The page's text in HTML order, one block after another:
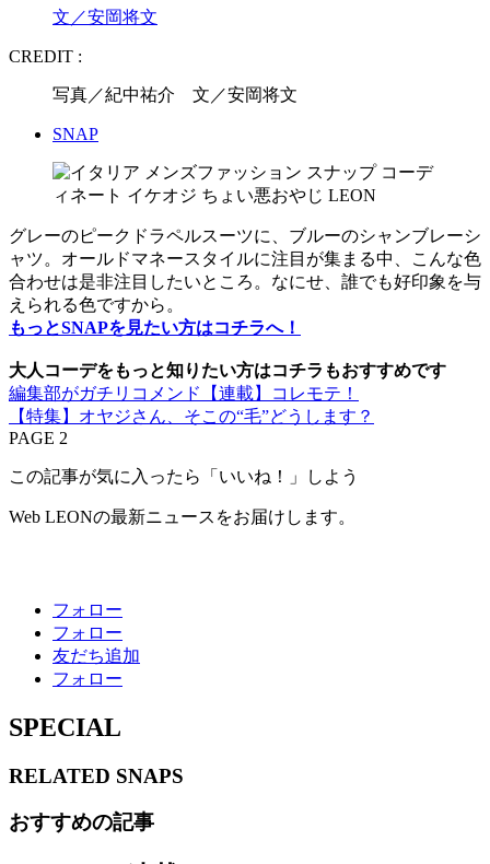
文／安岡将文
CREDIT :
写真／紀中祐介 文／安岡将文
SNAP
グレーのピークドラペルスーツに、ブルーのシャンブレーシ
ャツ。オールドマネースタイルに注目が集まる中、こんな色
合わせは是非注目したいところ。なにせ、誰でも好印象を与
えられる色ですから。
もっとSNAPを見たい方はコチラへ！
大人コーデをもっと知りたい方はコチラもおすすめです
編集部がガチリコメンド【連載】コレモテ！
【特集】オヤジさん、そこの“毛”どうします？
PAGE 2
この記事が気に入ったら「いいね！」しよう
Web LEONの最新ニュースをお届けします。
フォロー
フォロー
友だち追加
フォロー
SPECIAL
RELATED SNAPS
おすすめの記事